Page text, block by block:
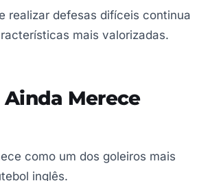
realizar defesas difíceis continua
mais valorizadas.
Merece
como um dos goleiros mais
inglês.